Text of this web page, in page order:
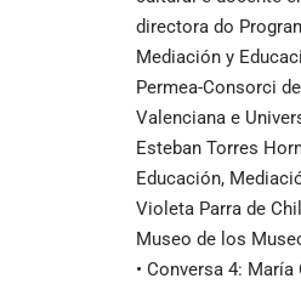
directora do
Mediación y
Permea-Consorci
Valenciana e
Esteban Torres
Educación,
Violeta Parra de
Museo de los
• Conversa 4: